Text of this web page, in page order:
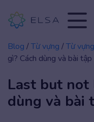
Blog /Từ vựng /Từ
gì? Cách dùng và bài
Last but not
dùng và bài